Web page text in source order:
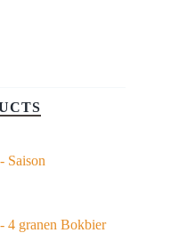
Saison
granen Bokbier